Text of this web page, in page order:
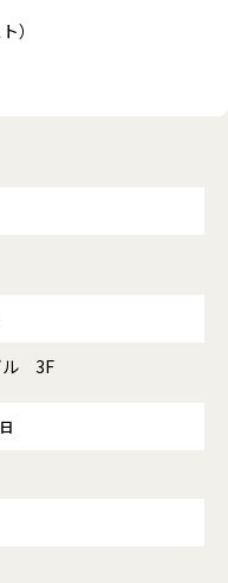
）
ル 3F